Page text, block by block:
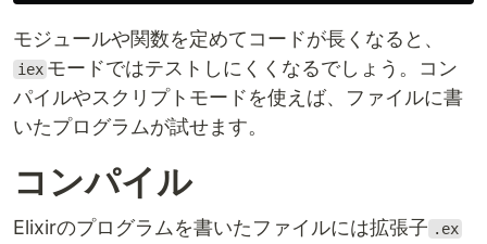
モジュールや関数を定めてコードが長くなると、
iex モードではテストしにくくなるでしょう。コン
パイルやスクリプトモードを使えば、ファイルに書
いたプログラムが試せます。
コンパイル
Elixirのプログラムを書いたファイルには拡張子 .ex